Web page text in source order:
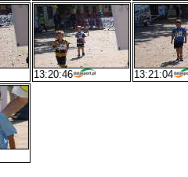
13:20:46 13:21:04